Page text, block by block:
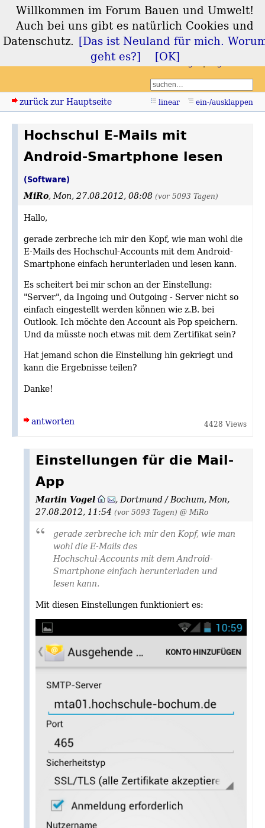
Forum Bauen und
Umwelt
zurück zur Hauptseite linear ein-/ausklappen
Hochschul E-Mails mit
Android-Smartphone lesen
(Software)
MiRo,Mon, 27.08.2012, 08:08 (vor 5093 Tagen)
Hallo,
gerade zerbreche ich mir den Kopf, wie man wohl die
E-Mails des Hochschul-Accounts mit dem Android-
Smartphone einfach herunterladen und lesen kann.
Es scheitert bei mir schon an der Einstellung:
"Server", da Ingoing und Outgoing - Server nicht so
einfach eingestellt werden können wie z.B. bei
Outlook. Ich möchte den Account als Pop speichern.
Und da müsste noch etwas mit dem Zertifikat sein?
Hat jemand schon die Einstellung hin gekriegt und
kann die Ergebnisse teilen?
Danke!
antworten 4428 Views
Einstellungen für die Mail-
App
Martin Vogel ,Dortmund / Bochum,Mon,
27.08.2012, 11:54 (vor 5093 Tagen) @ MiRo
gerade zerbreche ich mir den Kopf, wie man
wohl die E-Mails des
Hochschul-Accounts mit dem Android-
Smartphone einfach herunterladen und
lesen kann.
Mit diesen Einstellungen funktioniert es:
Willkommen im Forum Bauen und Umwelt!
Auch bei uns gibt es natürlich Cookies und
Datenschutz. [Das ist Neuland für mich.
geht es?]
[OK]